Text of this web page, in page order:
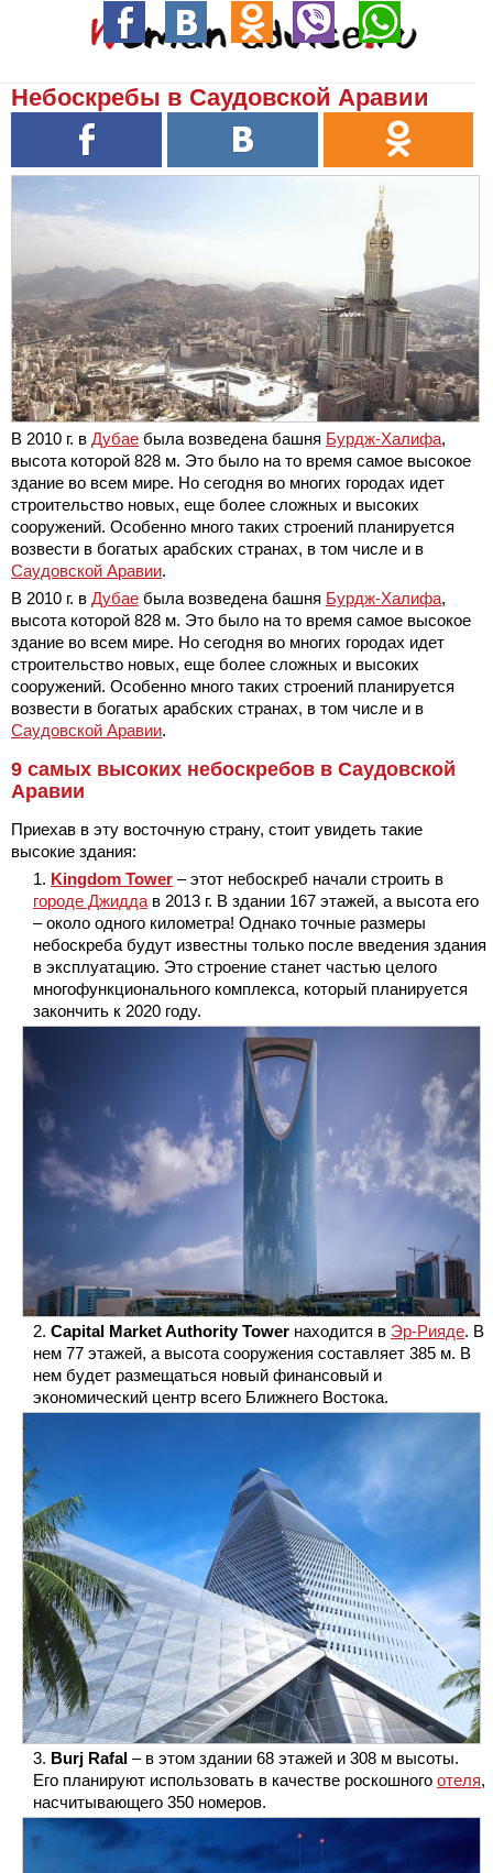
Небоскребы в Саудовской Аравии
В 2010 г. в Дубае была возведена башня Бурдж-Халифа,
высота которой 828 м. Это было на то время самое высокое
здание во всем мире. Но сегодня во многих городах идет
строительство новых, еще более сложных и высоких
сооружений. Особенно много таких строений планируется
возвести в богатых арабских странах, в том числе и в
Саудовской Аравии.
В 2010 г. в Дубае была возведена башня Бурдж-Халифа,
высота которой 828 м. Это было на то время самое высокое
здание во всем мире. Но сегодня во многих городах идет
строительство новых, еще более сложных и высоких
сооружений. Особенно много таких строений планируется
возвести в богатых арабских странах, в том числе и в
Саудовской Аравии.
9 самых высоких небоскребов в Саудовской
Аравии
Приехав в эту восточную страну, стоит увидеть такие
высокие здания:
Kingdom Tower – этот небоскреб начали строить в
городе Джидда в 2013 г. В здании 167 этажей, а высота его
– около одного километра! Однако точные размеры
небоскреба будут известны только после введения здания
в эксплуатацию. Это строение станет частью целого
многофункционального комплекса, который планируется
закончить к 2020 году.
Capital Market Authority Tower находится в Эр-Рияде. В
нем 77 этажей, а высота сооружения составляет 385 м. В
нем будет размещаться новый финансовый и
экономический центр всего Ближнего Востока.
Burj Rafal – в этом здании 68 этажей и 308 м высоты.
Его планируют использовать в качестве роскошного отеля,
насчитывающего 350 номеров.